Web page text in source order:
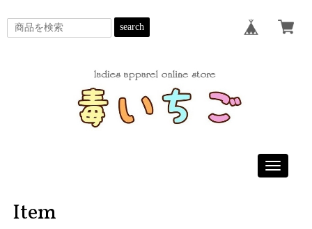
search
Toggle
Item